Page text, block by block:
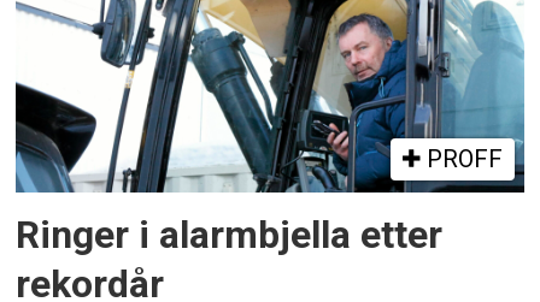
PROFF
Ringer i alarmbjella etter
rekordår